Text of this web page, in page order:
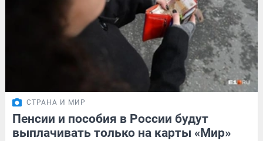
СТРАНА И МИР
Пенсии и пособия в России будут
выплачивать только на карты «Мир»